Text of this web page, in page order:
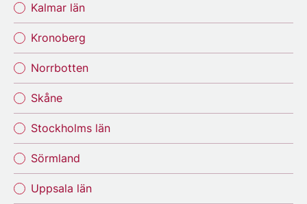
Kalmar län
Kronoberg
Norrbotten
Skåne
Stockholms län
Sörmland
Uppsala län